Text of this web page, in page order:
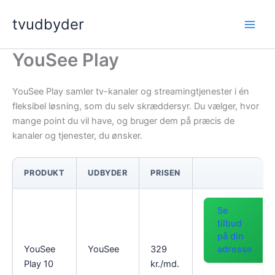
tvudbyder
YouSee Play
YouSee Play samler tv-kanaler og streamingtjenester i én
fleksibel løsning, som du selv skræddersyr. Du vælger, hvor
mange point du vil have, og bruger dem på præcis de
kanaler og tjenester, du ønsker.
PRODUKT UDBYDER PRISEN
YouSee
Play 10
YouSee
329
kr./md.
Se
tilbud
på din
adresse